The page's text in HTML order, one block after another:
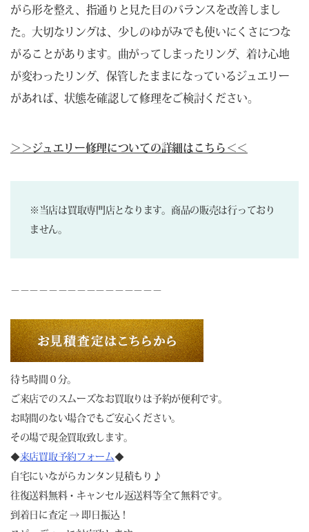
がら形を整え、指通りと見た目のバランスを改善しまし
た。大切なリングは、少しのゆがみでも使いにくさにつな
がることがあります。曲がってしまったリング、着け心地
が変わったリング、保管したままになっているジュエリー
があれば、状態を確認して修理をご検討ください。
＞＞ジュエリー修理についての詳細はこちら＜＜
※当店は買取専門店となります。商品の販売は行っており
ません。
－－－－－－－－－－－－－－－－
待ち時間０分。
ご来店でのスムーズなお買取りは予約が便利です。
お時間のない場合でもご安心ください。
その場で現金買取致します。
◆来店買取予約フォーム◆
自宅にいながらカンタン見積もり♪
往復送料無料・キャンセル返送料等全て無料です。
到着日に査定 → 即日振込！